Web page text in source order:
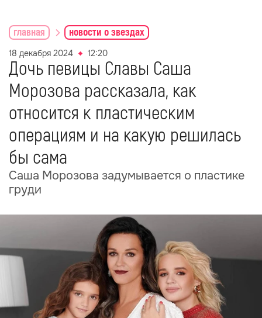
главная новости о звездах
18 декабря 2024 12:20
Дочь певицы Славы Саша
Морозова рассказала, как
относится к пластическим
операциям и на какую решилась
бы сама
Саша Морозова задумывается о пластике
груди